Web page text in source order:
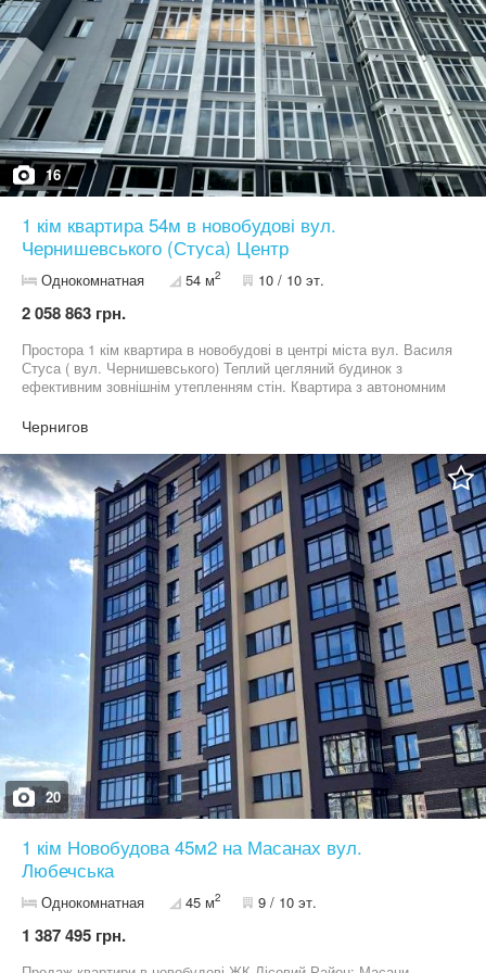
16
1 кім квартира 54м в новобудові вул.
Чернишевського (Стуса) Центр
Однокомнатная 54 м2 10 / 10 эт.
2 058 863 грн.
Простора 1 кім квартира в новобудові в центрі міста вул. Василя
Стуса ( вул. Чернишевського) Теплий цегляний будинок з
ефективним зовнішнім утепленням стін. Квартира з автономним
Лічильники абсолютно на все вода, газ, електрика. Розводка
електрики та опалення. Машинна стяжка підлоги та чорнова
штукатурка стін. М/п вікна. Вхідні двері. Загальна площа
квартири 54,1м. Простора кімната з панорамним вікном та кухня
з виходом на балкон. Квадратний хол з місцем для вбудованих
меблів. Окремий сан вузол. В будинку є підземний паркінг ( є
можливість придбати парко місце) Поряд з будинком є вся
необхідна інфраструктура. Телефонуйте та домовимось про
перегляд.
Чернигов
20
1 кім Новобудова 45м2 на Масанах вул.
Любечська
Однокомнатная 45 м2 9 / 10 эт.
1 387 495 грн.